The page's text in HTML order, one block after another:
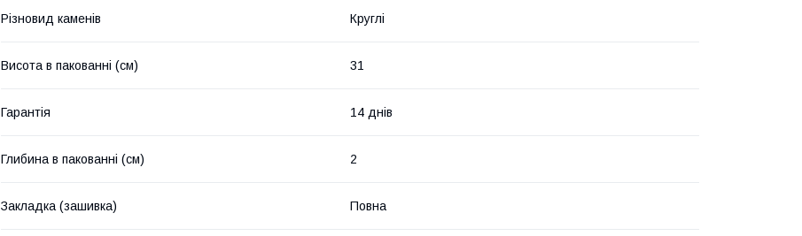
Різновид каменів Круглі
Висота в пакованні (см) 31
Гарантія 14 днів
Глибина в пакованні (см) 2
Закладка (зашивка) Повна